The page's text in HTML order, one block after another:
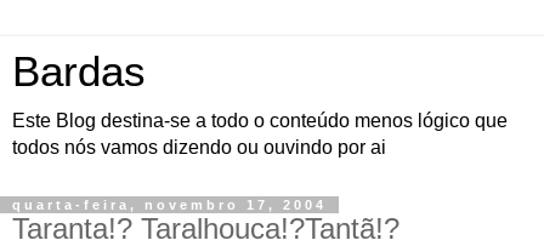
Bardas
Este Blog destina-se a todo o conteúdo menos lógico que
todos nós vamos dizendo ou ouvindo por ai
quarta-feira, novembro 17, 2004
Taranta!? Taralhouca!?Tantã!?